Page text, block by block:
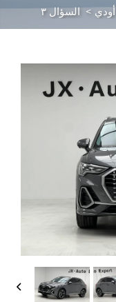
أودي >السؤال ٣